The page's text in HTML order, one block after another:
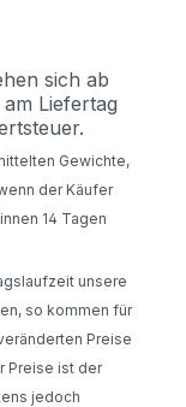
sich ab
Liefertag
Gewichte,
der Käufer
14 Tagen
unsere
so kommen für
Preise
Preise ist der
jedoch